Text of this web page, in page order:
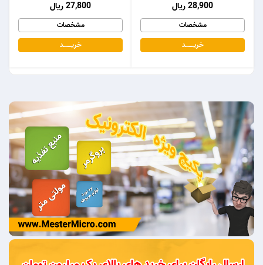
27,800 ریال
مشخصات
خریـــــــد
28,900 ریال
مشخصات
خریـــــــد